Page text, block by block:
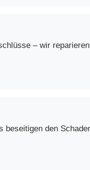
– wir
den